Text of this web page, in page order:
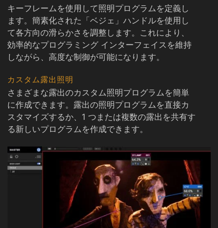
キーフレームを使用して照明プログラムを定義し
ます。簡素化された「ベジェ」ハンドルを使用し
て各方向の滑らかさを調整します。これにより、
効率的なプログラミング インターフェイスを維持
しながら、高度な制御が可能になります。
カスタム露出照明
さまざまな露出のカスタム照明プログラムを簡単
に作成できます。露出の照明プログラムを直接カ
スタマイズするか、1 つまたは複数の露出を共有す
る新しいプログラムを作成できます。